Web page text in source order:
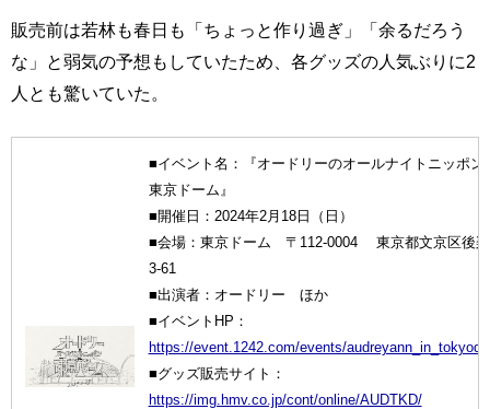
販売前は若林も春日も「ちょっと作り過ぎ」「余るだろう
な」と弱気の予想もしていたため、各グッズの人気ぶりに2
人とも驚いていた。
■イベント名：『オードリーのオールナイトニッポン
東京ドーム』
■開催日：2024年2月18日（日）
■会場：東京ドーム 〒112-0004 東京都文京区後
3-61
■出演者：オードリー ほか
■イベントHP：
https://event.1242.com/events/
■グッズ販売サイト：
https://img.hmv.co.jp/cont/online/AUDTKD/